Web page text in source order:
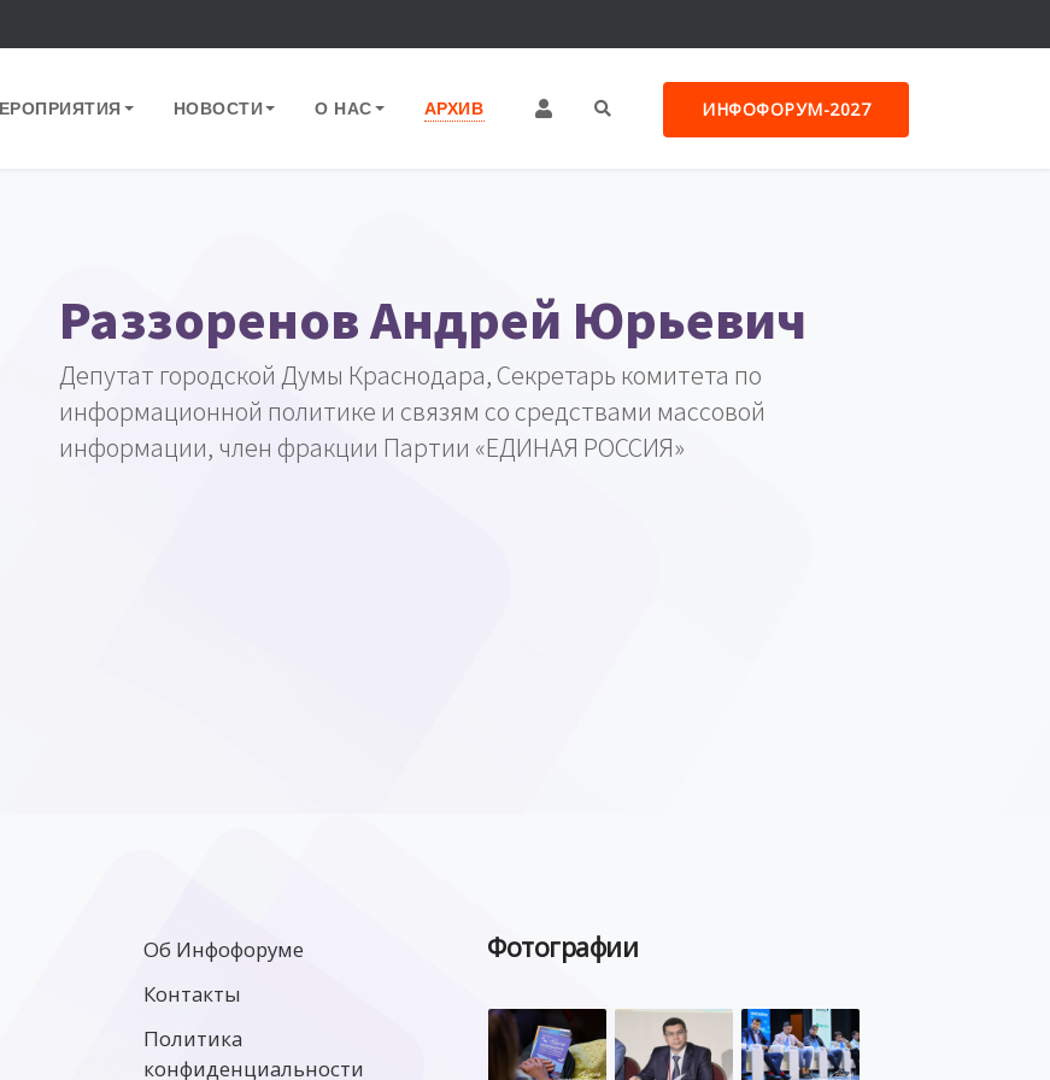
НОВОСТИ О НАС АРХИВ ИНФОФОРУМ-2027
Раззоренов Андрей Юрьевич
Депутат городской Думы Краснодара, Секретарь комитета по
информационной политике и связям со средствами массовой
информации, член фракции Партии «ЕДИНАЯ РОССИЯ»
Об Инфофоруме
Контакты
Политика
конфиденциальности
Фотографии